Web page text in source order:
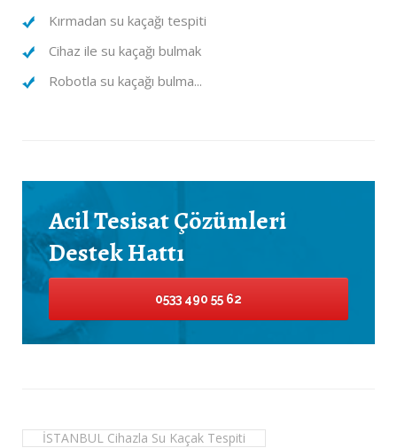
Kırmadan su kaçağı tespiti
Cihaz ile su kaçağı bulmak
Robotla su kaçağı bulma...
Acil Tesisat Çözümleri
Destek Hattı
0533 490 55 62
İSTANBUL Cihazla Su Kaçak Tespiti